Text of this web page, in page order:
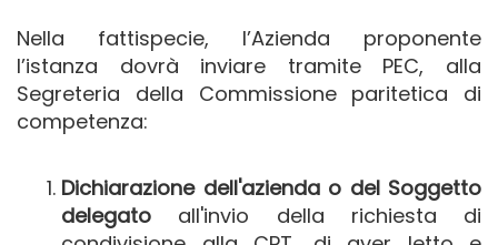
Nella fattispecie, l’Azienda proponente
l’istanza dovrà inviare tramite PEC, alla
Segreteria della Commissione paritetica di
competenza:
Dichiarazione dell'azienda o del Soggetto
delegato all'invio della richiesta di